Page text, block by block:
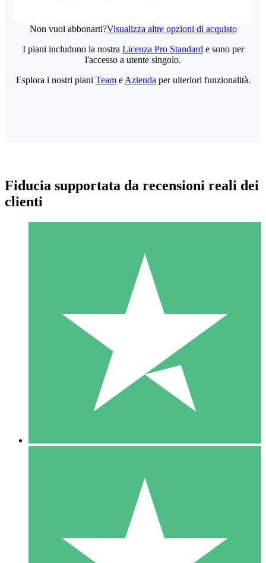
Non vuoi abbonarti?Visualizza altre opzioni di acquisto
Pacchetti di Crediti Individuali
Paga a consumo con crediti di download. Nessun impegno
1 Download
10
US$1500
10 Download
20
I piani includono la nostra Licenza Pro Standard e sono per
l'accesso a utente singolo.
Esplora i nostri piani Teame Azienda per ulteriori funzionalità.
Fiducia supportata da recensioni reali dei
clienti